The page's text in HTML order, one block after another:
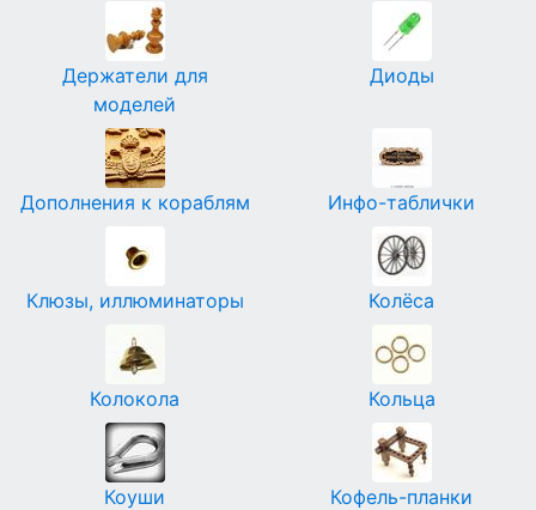
Держатели для
моделей
Диоды
Дополнения к кораблям Инфо-таблички
Клюзы, иллюминаторы Колёса
Колокола Кольца
Коуши Кофель-планки